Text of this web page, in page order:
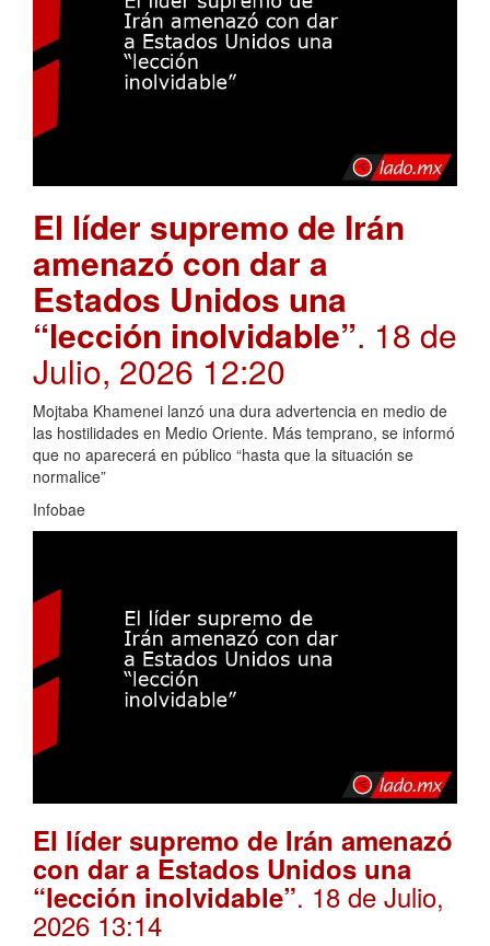
El líder supremo de Irán
amenazó con dar a
Estados Unidos una
“lección inolvidable”. 18 de
Julio, 2026 12:20
Mojtaba Khamenei lanzó una dura advertencia en medio de
las hostilidades en Medio Oriente. Más temprano, se informó
que no aparecerá en público “hasta que la situación se
normalice”
Infobae
El líder supremo de Irán amenazó
con dar a Estados Unidos una
“lección inolvidable”. 18 de Julio,
2026 13:14